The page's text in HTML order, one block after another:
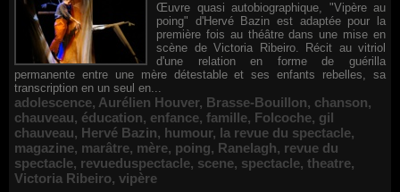
Œuvre quasi autobiographique, "Vipère au
poing" d'Hervé Bazin est adaptée pour la
première fois au théâtre dans une mise en
scène de Victoria Ribeiro. Récit au vitriol
d'une relation en forme de guérilla
permanente entre une mère détestable et ses enfants rebelles, sa
transcription en un seul en...
adolescence, Aurélien Houver, Brasse-Bouillon, chanson,
chauveau, éducation, enfance, famille, Folcoche, gil
chauveau, Hervé Bazin, humour, la revue du spectacle,
magazine, marâtre, mère, poing, Ranelagh, revue du
spectacle, revueduspectacle, scene, spectacle, theatre,
Victoria Ribeiro, vipère